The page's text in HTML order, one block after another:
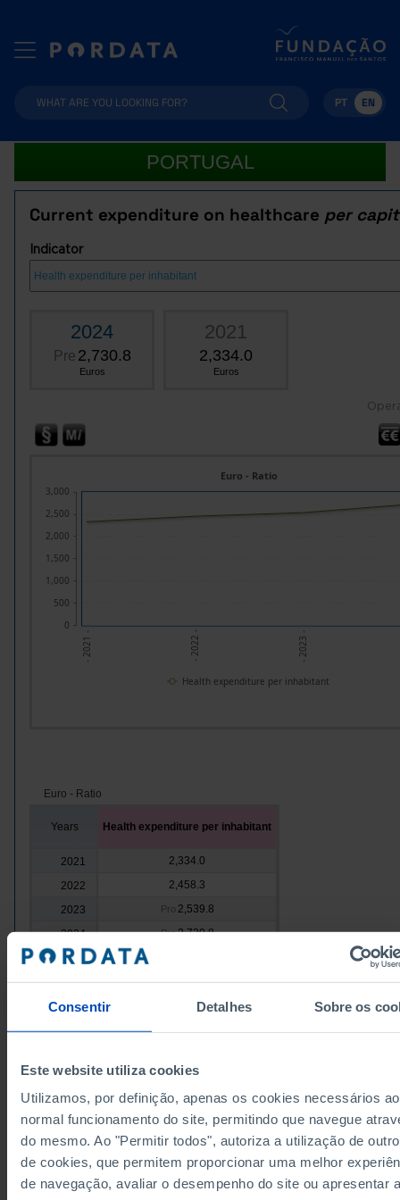
Consentir Detalhes Sobre os
Este website utiliza cookies
Utilizamos, por definição, apenas os cookies necessários ao
normal funcionamento do site, permitindo que navegue
do mesmo. Ao "Permitir todos", autoriza a utilização de
de cookies, que permitem proporcionar uma melhor
de navegação, avaliar o desempenho do site ou apresentar
PT EN
PORTUGAL
Current expenditure on healthcare per
Indicator
2024
Pre 2,730.8
Euros
2021
2,334.0
Euros
- 2021 - - 2022 - - 2023 -
Euro - Ratio
0
500
1,000
1,500
2,000
2,500
3,000
Health expenditure per inhabitant
Euro - Ratio
Years Health expenditure per inhabitant
2021
2,334.0
2022
2,458.3
2023
Pro
2,539.8
2024
Pre2,730.8
Sources/Entities: PORDATA
RELATED
Current expenditure on healthcare as a % of GDP in Portugal
- Mainland Portugal in Portugal